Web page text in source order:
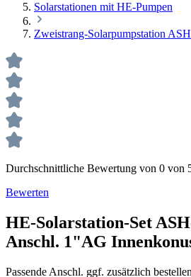
Solarstationen mit HE-Pumpen
Zweistrang-Solarpumpstation
Durchschnittliche Bewertung von 0 von
Bewerten
HE-Solarstation-Set
Anschl. 1"AG
Passende Anschl. ggf. zusätzlich